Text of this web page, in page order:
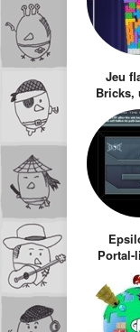
Jeu
Bricks,
avec
Portal-
falloir